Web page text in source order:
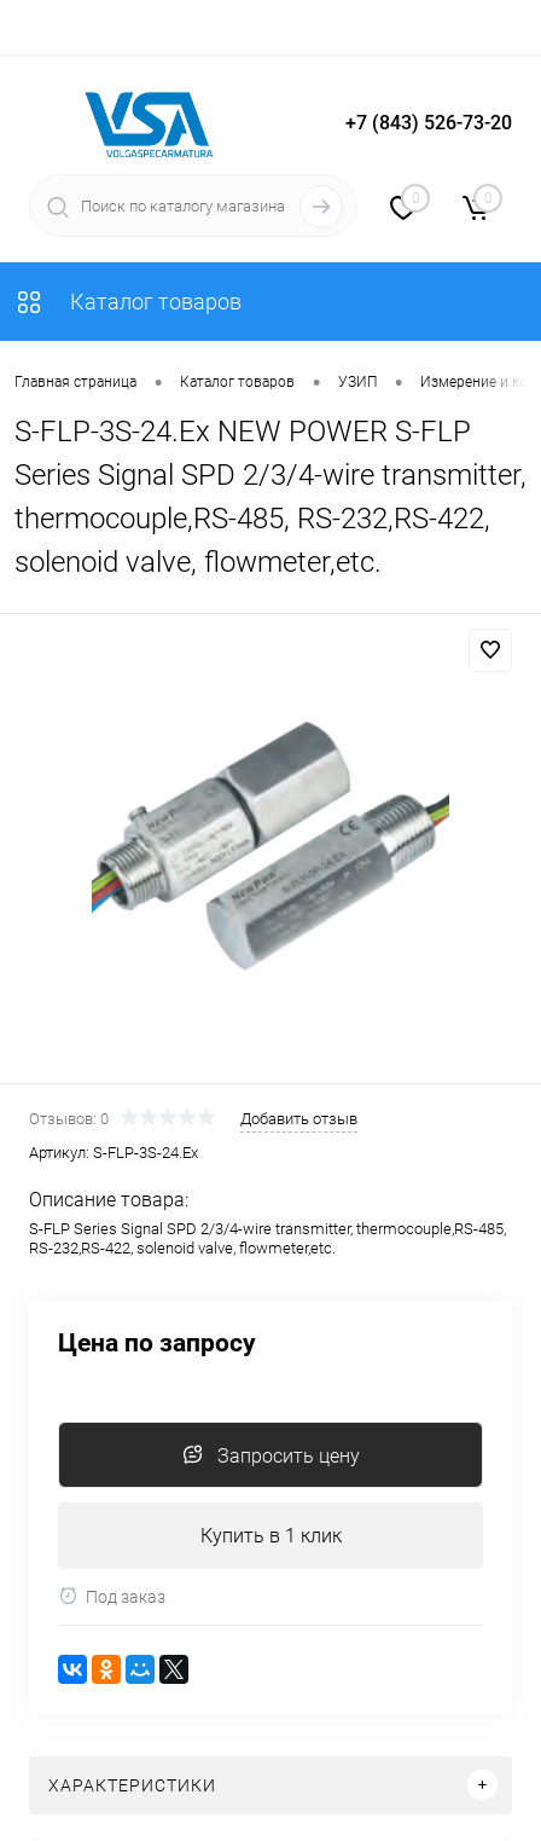
Вход Регистрация
+7 (843) 526-73-20
0 0
Каталог товаров
Главная страница • Каталог товаров • УЗИП • Измерение и
S-FLP-3S-24.Ex NEW POWER S-FLP
Series Signal SPD 2/3/4-wire transmitter,
thermocouple,RS-485, RS-232,RS-422,
solenoid valve, flowmeter,etc.
Отзывов: 0
Добавить отзыв
Артикул: S-FLP-3S-24.Ex
Описание товара:
S-FLP Series Signal SPD 2/3/4-wire transmitter, thermocouple,RS-485,
RS-232,RS-422, solenoid valve, flowmeter,etc.
Цена по запросу
Запросить цену
Купить в 1 клик
Под заказ
ХАРАКТЕРИСТИКИ